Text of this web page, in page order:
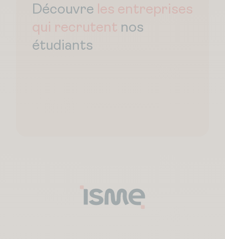
Découvre les entreprises
qui recrutent nos
étudiants